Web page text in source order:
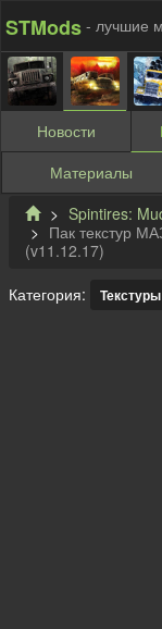
STMods - лучшие
Новости
Материалы
Spintires:
Пак текстур
(v11.12.17)
Категория: